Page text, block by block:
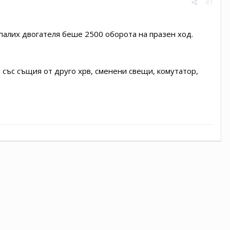
#1
двогателя беше 2500 оборота на празен ход.
същия от друго хрв, сменени свещи, комутатор,